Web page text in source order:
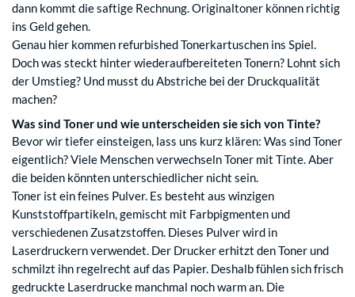
dann kommt die saftige Rechnung. Originaltoner können richtig
ins Geld gehen.
Genau hier kommen refurbished Tonerkartuschen ins Spiel.
Doch was steckt hinter wiederaufbereiteten Tonern? Lohnt sich
der Umstieg? Und musst du Abstriche bei der Druckqualität
machen?
Was sind Toner und wie unterscheiden sie sich von Tinte?
Bevor wir tiefer einsteigen, lass uns kurz klären: Was sind Toner
eigentlich? Viele Menschen verwechseln Toner mit Tinte. Aber
die beiden könnten unterschiedlicher nicht sein.
Toner ist ein feines Pulver. Es besteht aus winzigen
Kunststoffpartikeln, gemischt mit Farbpigmenten und
verschiedenen Zusatzstoffen. Dieses Pulver wird in
Laserdruckern verwendet. Der Drucker erhitzt den Toner und
schmilzt ihn regelrecht auf das Papier. Deshalb fühlen sich frisch
gedruckte Laserdrucke manchmal noch warm an. Die